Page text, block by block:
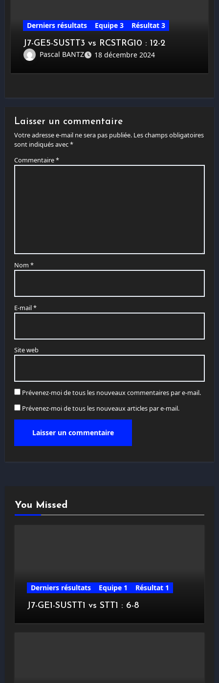
Derniers résultats Equipe 3
Résultat 3
J7-GE5-SUSTT3 vs RCSTRG10 : 12-2
Pascal BANTZ
18 décembre 2024
Laisser un commentaire
Votre adresse e-mail ne sera pas publiée. Les champs obligatoires
sont indiqués avec*
Commentaire*
Nom *
E-mail*
Site web
Prévenez-moi de tous les nouveaux commentaires par e-mail.
Prévenez-moi de tous les nouveaux articles par e-mail.
You Missed
Derniers résultats Equipe 1
Résultat 1
J7-GE1-SUSTT1 vs STT1 : 6-8